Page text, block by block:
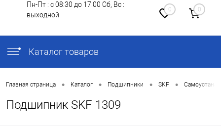
Пн-Пт : с 08:30 до 17:00 Сб, Вс :
выходной
0 0
Каталог товаров
Главная страница • Каталог • Подшипники • SKF •
Подшипник SKF 1309